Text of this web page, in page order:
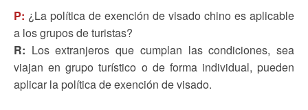
P: ¿La política de exención de visado chino es aplicable
a los grupos de turistas?
R: Los extranjeros que cumplan las condiciones, sea
viajan en grupo turístico o de forma individual, pueden
aplicar la política de exención de visado.